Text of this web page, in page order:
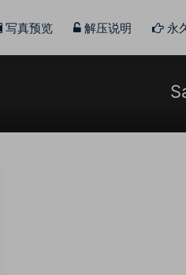
写真预览 解压说明 永